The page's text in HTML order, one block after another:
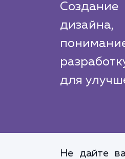
для
Не дайте